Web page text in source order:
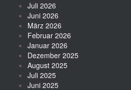
Juli 2026
Juni 2026
März 2026
Februar 2026
Januar 2026
Dezember 2025
August 2025
Juli 2025
Juni 2025